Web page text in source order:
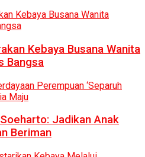
Kebaya Busana Wanita
Bangsa
Jadikan Anak
Beriman